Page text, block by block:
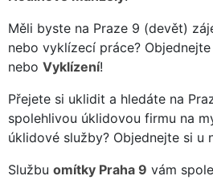
Měli byste na Praze 9 (devět)
nebo vyklízecí práce?
nebo Vyklízení!
Přejete si uklidit a hledáte na
spolehlivou úklidovou firmu na
úklidové služby? Objednejte si u
Službu omítky Praha 9 vám